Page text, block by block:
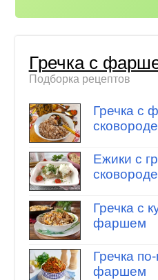
Гречка с
Подборка рецептов
Гречка с
сковороде
Ежики с
сковороде
Гречка с
фаршем
Гречка
фаршем